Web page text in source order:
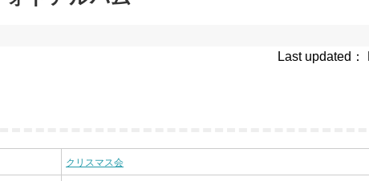
Last updated：
クリスマス会